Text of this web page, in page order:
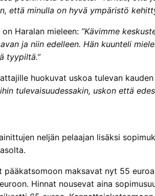
että minulla on hyvä ympäristö
Haralan mieleen: ”Kävimme
ja niin edelleen. Hän kuunteli
tyypiltä.”
huokuvat uskoa tulevan kauden
tulevaisuudessakin, uskon että
neljän pelaajan lisäksi
maksavat nyt 55
Hinnat nousevat aina